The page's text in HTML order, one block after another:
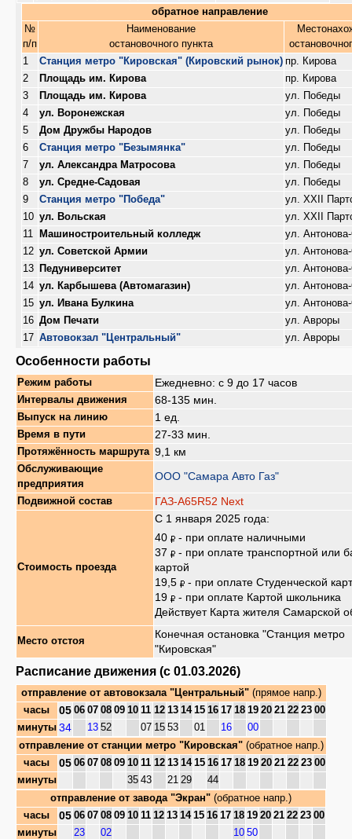
обратное направление
№
п/п
Наименование
остановочного пункта
1
Станция метро "Кировская" (Кировский рынок) пр. Кирова
2
Площадь им. Кирова
пр. Кирова
3
Площадь им. Кирова
ул. Победы
4
ул. Воронежская
ул. Победы
5
Дом Дружбы Народов
ул. Победы
6
Станция метро "Безымянка"
ул. Победы
7
ул. Александра Матросова
ул. Победы
8
ул. Средне-Садовая
ул. Победы
9
Станция метро "Победа"
ул. XXII
10 ул. Вольская
ул. XXII
11
Машиностроительный колледж
ул.
12 ул. Советской Армии
ул.
13
Педуниверситет
ул.
14 ул. Карбышева (Автомагазин)
ул.
15 ул. Ивана Булкина
ул.
16 Дом Печати
ул. Авроры
17 Автовокзал "Центральный" ул. Авроры
Особенности работы
Режим работы Ежедневно: с 9 до 17 часов
Интервалы движения 68-135 мин.
Выпуск на линию 1 ед.
Время в пути 27-33 мин.
Протяжённость маршрута 9,1 км
Обслуживающие
предприятия
ООО "Самара Авто Газ"
Подвижной состав ГАЗ-A65R52 Next
Стоимость проезда
С 1 января 2025 года:
40
- при оплате наличными
37
- при оплате транспортной или
картой
19,5
- при оплате Студенческой
19
- при оплате Картой школьника
Действует Карта жителя Самарской
Место отстоя
Конечная остановка "Станция метро
"Кировская"
Расписание движения (с 01.03.2026)
отправление от автовокзала "Центральный" (прямое напр.)
часы
05 06 07 08 09 10 11 12 13 14 15 16 17 18 19 20 21 22 23 00
минуты 34 13 52 07 15 53 01 16
00
отправление от станции метро "Кировская" (обратное напр.)
часы
05 06 07 08 09 10 11 12 13 14 15 16 17 18 19 20 21 22 23 00
минуты
35 43 21 29
44
отправление от завода "Экран" (обратное напр.)
часы
05 06 07 08 09 10 11 12 13 14 15 16 17 18 19 20 21 22 23 00
минуты
23 02 10 50